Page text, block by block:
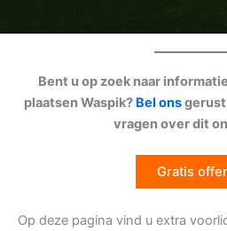
Bent u op zoek naar
plaatsen Waspik? Bel ons
vragen over dit
Gratis
Op deze pagina vind u extra